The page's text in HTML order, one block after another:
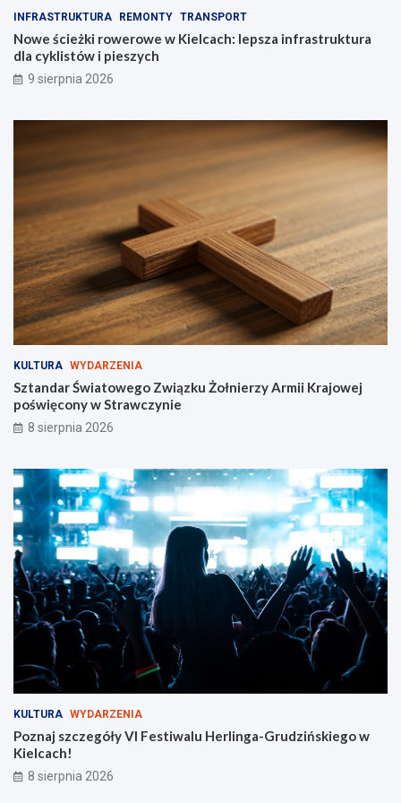
e
k
e
n
d
s
t
r
u
k
a
c
k
l
i
s
t
ó
i
p
i
e
y
c
h
INFRASTRUKTURA REMONTY TRANSPORT
Nowe ścieżki rowerowe w Kielcach: lepsza infrastruktura
dla cyklistów i pieszych
9 sierpnia 2026
KULTURA WYDARZENIA
Sztandar Światowego Związku Żołnierzy Armii Krajowej
poświęcony w Strawczynie
8 sierpnia 2026
KULTURA WYDARZENIA
Poznaj szczegóły VI Festiwalu Herlinga-Grudzińskiego w
Kielcach!
8 sierpnia 2026